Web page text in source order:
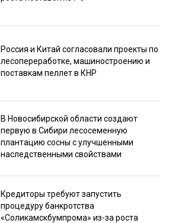
Россия и Китай согласовали проекты по
лесопереработке, машиностроению и
поставкам пеллет в КНР
В Новосибирской области создают
первую в Сибири лесосеменную
плантацию сосны с улучшенными
наследственными свойствами
Кредиторы требуют запустить
процедуру банкротства
«Соликамскбумпрома» из-за роста